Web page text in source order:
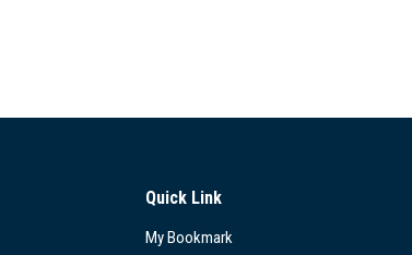
Quick Link
My Bookmark